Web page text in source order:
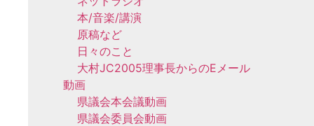
本/音楽/講演
原稿など
日々のこと
大村JC2005理事長からのEメール
動画
県議会本会議動画
県議会委員会動画